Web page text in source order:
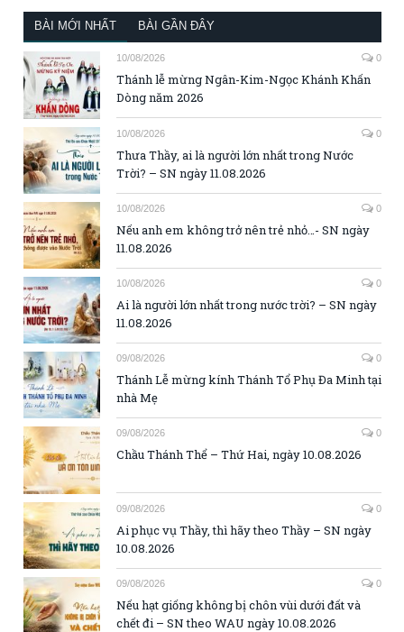
BÀI MỚI NHẤT BÀI GẦN ĐÂY
10/08/2026 0
Thánh lễ mừng Ngân-Kim-Ngọc Khánh Khấn
Dòng năm 2026
10/08/2026 0
Thưa Thầy, ai là người lớn nhất trong Nước
Trời? – SN ngày 11.08.2026
10/08/2026 0
Nếu anh em không trở nên trẻ nhỏ…- SN ngày
11.08.2026
10/08/2026 0
Ai là người lớn nhất trong nước trời? – SN ngày
11.08.2026
09/08/2026 0
Thánh Lễ mừng kính Thánh Tổ Phụ Đa Minh tại
nhà Mẹ
09/08/2026 0
Chầu Thánh Thể – Thứ Hai, ngày 10.08.2026
09/08/2026 0
Ai phục vụ Thầy, thì hãy theo Thầy – SN ngày
10.08.2026
09/08/2026 0
Nếu hạt giống không bị chôn vùi dưới đất và
chết đi – SN theo WAU ngày 10.08.2026